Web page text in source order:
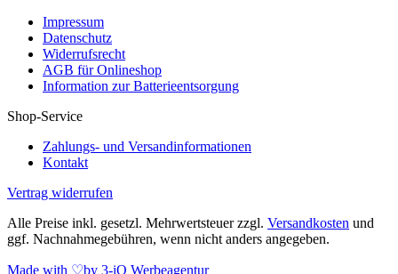
Impressum
Datenschutz
Widerrufsrecht
AGB für Onlineshop
Information zur Batterieentsorgung
Shop-Service
Zahlungs- und Versandinformationen
Kontakt
Vertrag widerrufen
Alle Preise inkl. gesetzl. Mehrwertsteuer zzgl. Versandkosten und
ggf. Nachnahmegebühren, wenn nicht anders angegeben.
Made with ♡by 3-iQ Werbeagentur